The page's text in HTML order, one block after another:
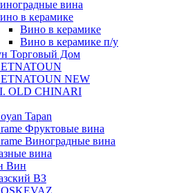
вина
в керамике
Вино в керамике
Вино в керамике п/у
Торговый Дом
NEW
OLD CHINARI
Tapan
Фруктовые вина
Виноградные вина
вина
Вин
ВЗ